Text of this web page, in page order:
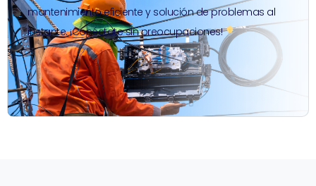
mantenimiento eficiente y solución de problemas al
instante. ¡Conéctate sin preocupaciones!